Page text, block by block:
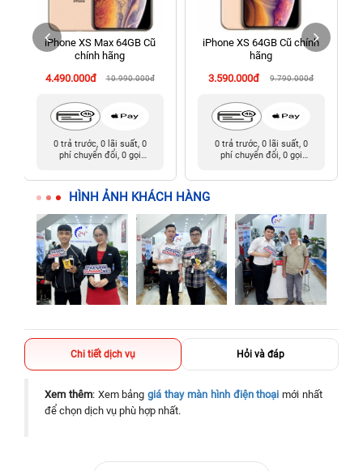
24h Vũng Tàu: 162A Ba Cu, Vũng Tàu, Hồ Chí Minh (TP. Vũng
Tàu cũ)
198 Hoàng Văn Thụ, Tân Sơn Nhất, Hồ Chí Minh (Tân Bình
iPhone XS Max 64GB Cũ
chính hãng
4.490.000đ
10.990.000đ
0 trả trước, 0 lãi suất, 0
phí chuyển đổi, 0 gọi
iPhone XS 64GB Cũ chính
hãng
3.590.000đ
9.790.000đ
0 trả trước, 0 lãi suất, 0
phí chuyển đổi, 0 gọi
HÌNH ẢNH KHÁCH HÀNG
Chi tiết dịch vụ Hỏi và đáp
Xem thêm: Xem bảnggiá thay màn hình điện thoại mới nhất
để chọn dịch vụ phù hợp nhất.